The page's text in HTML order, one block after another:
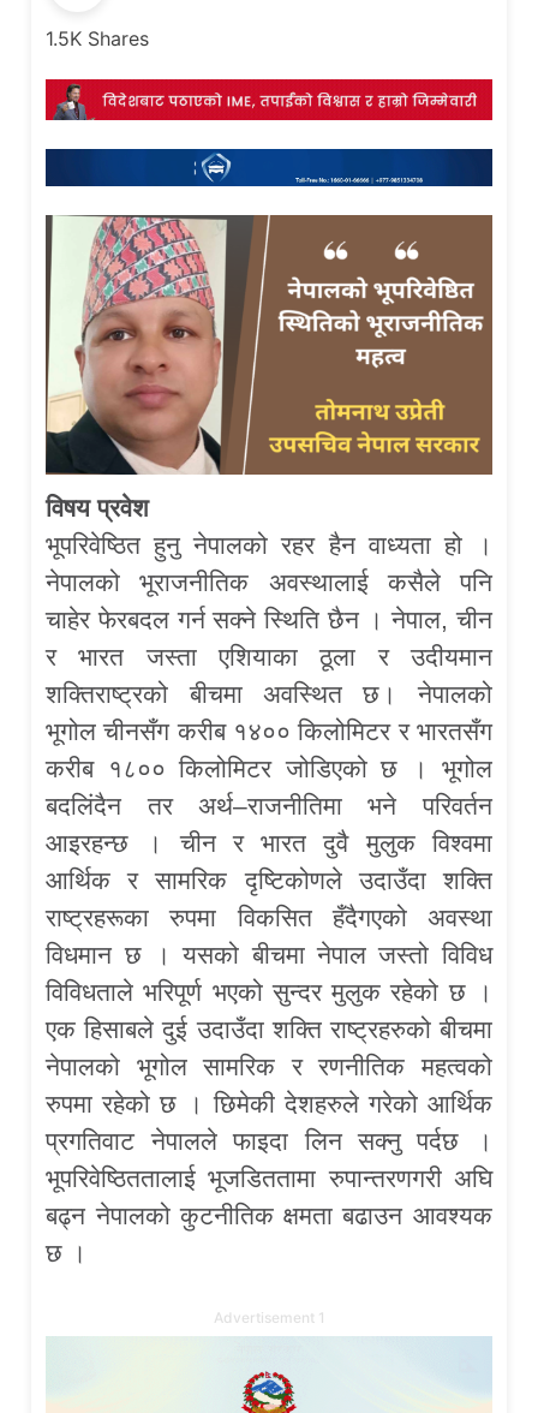
1.5K Shares
विषय प्रवेश
भूपरिवेष्ठित हुनु नेपालको रहर हैन वाध्यता हो ।
नेपालको भूराजनीतिक अवस्थालाई कसैले पनि
चाहेर फेरबदल गर्न सक्ने स्थिति छैन । नेपाल, चीन
र भारत जस्ता एशियाका ठूला र उदीयमान
शक्तिराष्ट्रको बीचमा अवस्थित छ। नेपालको
भूगोल चीनसँग करीब १४०० किलोमिटर र भारतसँग
करीब १८०० किलोमिटर जोडिएको छ । भूगोल
बदलिंदैन तर अर्थ–राजनीतिमा भने परिवर्तन
आइरहन्छ । चीन र भारत दुवै मुलुक विश्वमा
आर्थिक र सामरिक दृष्टिकोणले उदाउँदा शक्ति
राष्ट्रहरूका रुपमा विकसित हँदैगएको अवस्था
विधमान छ । यसको बीचमा नेपाल जस्तो विविध
विविधताले भरिपूर्ण भएको सुन्दर मुलुक रहेको छ ।
एक हिसाबले दुई उदाउँदा शक्ति राष्ट्रहरुको बीचमा
नेपालको भूगोल सामरिक र रणनीतिक महत्वको
रुपमा रहेको छ । छिमेकी देशहरुले गरेको आर्थिक
प्रगतिवाट नेपालले फाइदा लिन सक्नु पर्दछ ।
भूपरिवेष्ठिततालाई भूजडिततामा रुपान्तरणगरी अघि
बढ्न नेपालको कुटनीतिक क्षमता बढाउन आवश्यक
छ ।
Advertisement 1